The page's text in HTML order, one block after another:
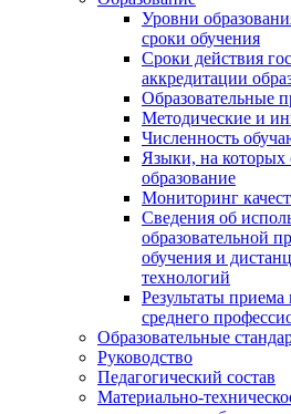
Уровни
сроки обучения
Сроки действия
аккредитации
Образовательные
Методические и
Численность
Языки, на которых
образование
Мониторинг
Сведения об
образовательной
обучения и
технологий
Результаты
среднего
Образовательные
Руководство
Педагогический состав
Материально-